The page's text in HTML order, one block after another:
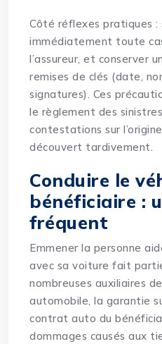
Côté réflexes pratiques :
immédiatement toute
l’assureur, et conserver
remises de clés (date,
signatures). Ces
le règlement des
contestations sur
découvert tardivement.
Conduire le
bénéficiaire :
fréquent
Emmener la personne
avec sa voiture fait
nombreuses auxiliaires
automobile, la garantie
contrat auto du
dommages causés aux